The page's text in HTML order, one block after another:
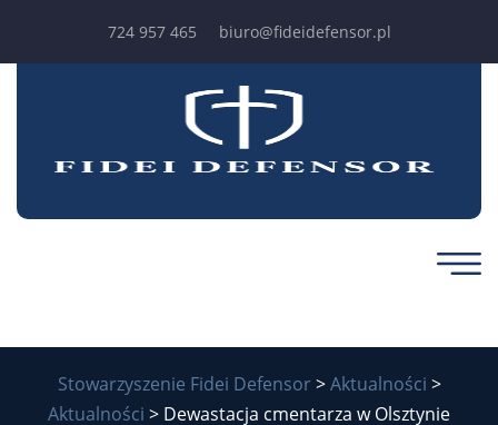
724 957 465 biuro@fideidefensor.pl
Stowarzyszenie Fidei Defensor>Aktualności >
Aktualności > Dewastacja cmentarza w Olsztynie